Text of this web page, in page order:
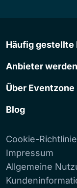
Häufig gestellte
Anbieter werden
Über Eventzone
Blog
Cookie-Richtlinie
Impressum
Allgemeine